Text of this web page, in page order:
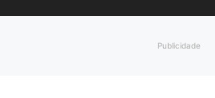
Publicidade